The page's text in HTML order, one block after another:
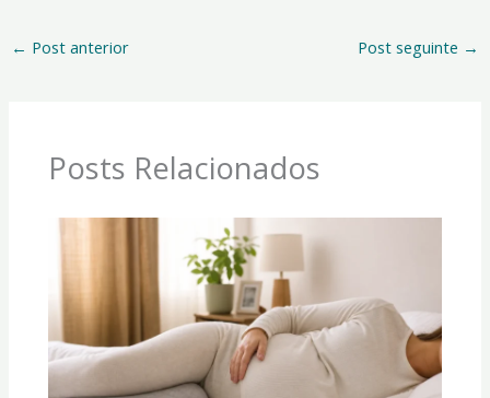
← Post anterior Post seguinte →
Posts Relacionados